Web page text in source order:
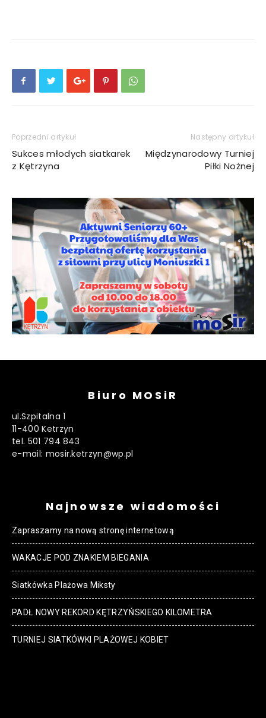
Poprzedni artykuł
Sukces młodych siatkarek
z Kętrzyna
Następny artykuł
Międzynarodowy Turniej
Piłki Nożnej
Biuro MOSiR
ul.Szpitalna 1
11-400 Ketrzyn
tel. 501 794 843
e-mail: mosir.ketrzyn@wp.pl
Najnowsze wiadomości
Zapraszamy na nową stronę internetową
WAKACJE POD ZNAKIEM BIEGANIA
Siatkówka Plażowa Miksty
PADŁ NOWY REKORD KĘTRZYŃSKIEGO KILOMETRA
TURNIEJ SIATKÓWKI PLAŻOWEJ KOBIET